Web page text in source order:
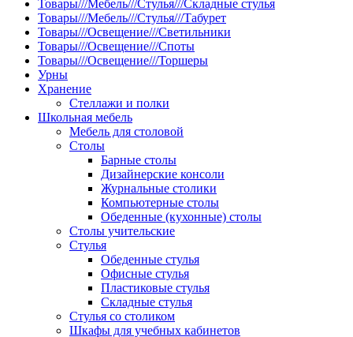
Товары///Мебель///Стулья///Складные стулья
Товары///Мебель///Стулья///Табурет
Товары///Освещение///Светильники
Товары///Освещение///Споты
Товары///Освещение///Торшеры
Урны
Хранение
Стеллажи и полки
Школьная мебель
Мебель для столовой
Столы
Барные столы
Дизайнерские консоли
Журнальные столики
Компьютерные столы
Обеденные (кухонные) столы
Столы учительские
Стулья
Обеденные стулья
Офисные стулья
Пластиковые стулья
Складные стулья
Стулья со столиком
Шкафы для учебных кабинетов